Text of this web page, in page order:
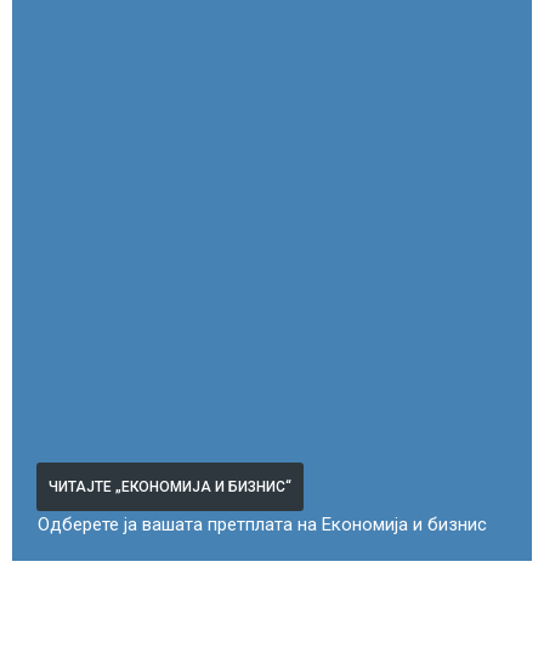
ЧИТАЈТЕ „ЕКОНОМИЈА И БИЗНИС“
Одберете ја вашата претплата на Економија и бизнис